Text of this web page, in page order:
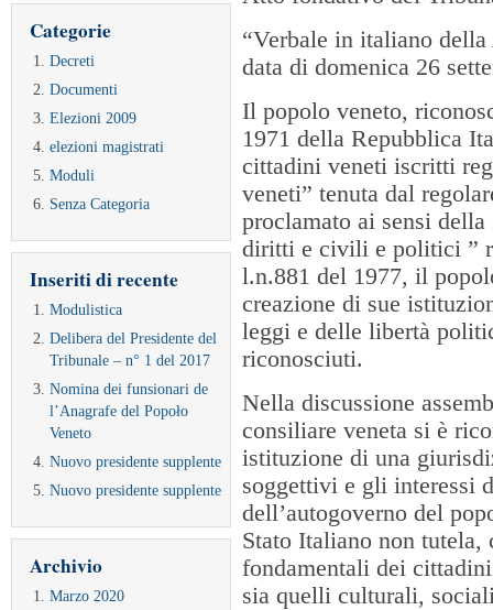
Categorie
Decreti
Documenti
Elezioni 2009
elezioni magistrati
Moduli
Senza Categoria
Inseriti di recente
Modulistica
Delibera del Presidente del
Tribunale – n° 1 del 2017
Nomina dei funsionari de
l’Anagrafe del Popoło
Veneto
Nuovo presidente supplente
Nuovo presidente supplente
Archivio
Marzo 2020
“Verbale in italiano
data di domenica 26
Il popolo veneto,
1971 della Repubblica
cittadini veneti iscritti
veneti” tenuta dal
proclamato ai sensi
diritti e civili e politici ”
l.n.881 del 1977, il
creazione di sue
leggi e delle libertà
riconosciuti.
Nella discussione
consiliare veneta si è
istituzione di una
soggettivi e gli interessi
dell’autogoverno del
Stato Italiano non
fondamentali dei
sia quelli culturali,